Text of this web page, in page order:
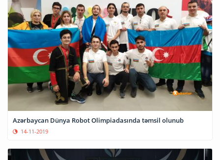
Azərbaycan Dünya Robot Olimpiadasında təmsil olunub
14-11-2019